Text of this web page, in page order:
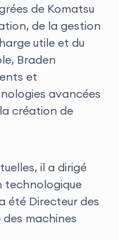
de Komatsu
de la gestion
utile et du
Braden
et
avancées
création de
il a dirigé
technologique
été Directeur des
machines